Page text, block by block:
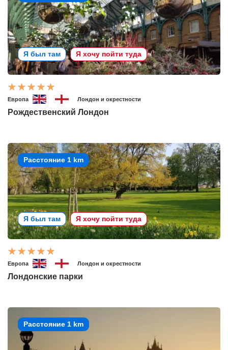
Я был там Я хочу пойти туда
Европа Лондон и окрестности
Рождественский Лондон
Расстояние 1 km
Я был там Я хочу пойти туда
Европа Лондон и окрестности
Лондонские парки
Расстояние 1 km